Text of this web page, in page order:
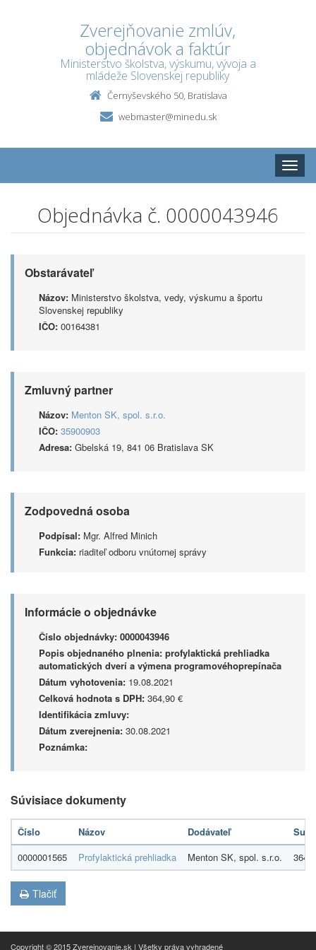
Zverejňovanie zmlúv,
objednávok a faktúr
Ministerstvo školstva, výskumu, vývoja a
mládeže Slovenskej republiky
Černyševského 50, Bratislava
webmaster@minedu.sk
Toggle
Objednávka č. 0000043946
Obstarávateľ
Názov: Ministerstvo školstva, vedy, výskumu a športu
Slovenskej republiky
IČO: 00164381
Zmluvný partner
Názov: Menton SK, spol. s.r.o.
IČO: 35900903
Adresa: Gbelská 19, 841 06 Bratislava SK
Zodpovedná osoba
Podpísal: Mgr. Alfred Minich
Funkcia: riaditeľ odboru vnútornej správy
Informácie o objednávke
Číslo objednávky: 0000043946
Popis objednaného plnenia: profylaktická prehliadka
automatických dverí a výmena programovéhoprepínača
Dátum vyhotovenia: 19.08.2021
Celková hodnota s DPH: 364,90 €
Identifikácia zmluvy:
Dátum zverejnenia: 30.08.2021
Poznámka:
Súvisiace dokumenty
Číslo Názov Dodávateľ
0000001565
Profylaktická prehliadka Menton SK, spol. s.r.o.
Tlačiť
Copyright © 2015 Zverejnovanie.sk | Všetky práva vyhradené